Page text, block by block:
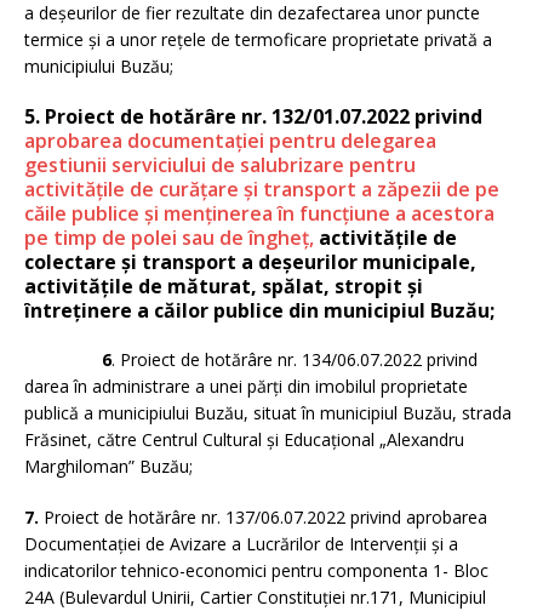
a deșeurilor de fier rezultate din dezafectarea unor puncte
termice și a unor rețele de termoficare proprietate privată a
municipiului Buzău;
5. Proiect de hotărâre nr. 132/01.07.2022 privind
aprobarea documentației pentru delegarea
gestiunii serviciului de salubrizare pentru
activităţile de curățare şi transport a zăpezii de pe
căile publice şi menţinerea în funcţiune a acestora
pe timp de polei sau de îngheţ, activitățile de
colectare și transport a deșeurilor municipale,
activitățile de măturat, spălat, stropit și
întreţinere a căilor publice din municipiul Buzău;
6. Proiect de hotărâre nr. 134/06.07.2022 privind
darea în administrare a unei părți din imobilul proprietate
publică a municipiului Buzău, situat în municipiul Buzău, strada
Frăsinet, către Centrul Cultural și Educațional „Alexandru
Marghiloman” Buzău;
7. Proiect de hotărâre nr. 137/06.07.2022 privind aprobarea
Documentației de Avizare a Lucrărilor de Intervenții și a
indicatorilor tehnico-economici pentru componenta 1- Bloc
24A (Bulevardul Unirii, Cartier Constituției nr.171, Municipiul